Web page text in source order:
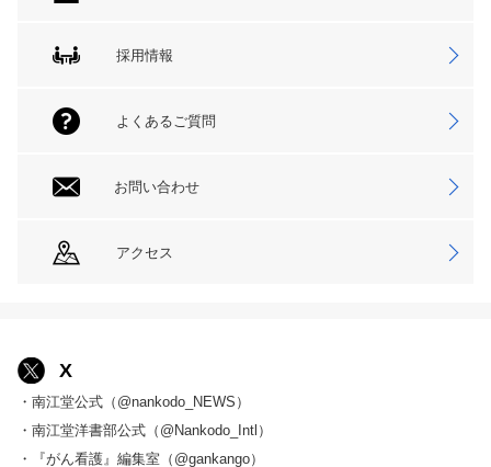
採用情報
よくあるご質問
お問い合わせ
アクセス
X
・南江堂公式（@nankodo_NEWS）
・南江堂洋書部公式（@Nankodo_Intl）
・『がん看護』編集室（@gankango）